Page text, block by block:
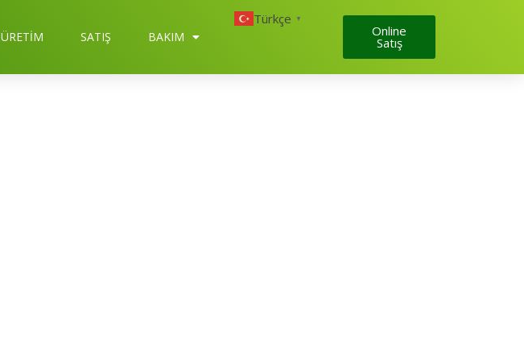
ÜRETIM SATIŞ BAKIM
Türkçe ▼
Online
Satış